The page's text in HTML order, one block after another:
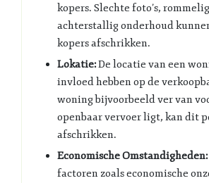
kopers. Slechte foto’s,
achterstallig onderhoud
kopers afschrikken.
Lokatie:De locatie van een
invloed hebben op de
woning bijvoorbeeld ver van
openbaar vervoer ligt, kan dit
afschrikken.
Economische Omstandigheden:
factoren zoals economische